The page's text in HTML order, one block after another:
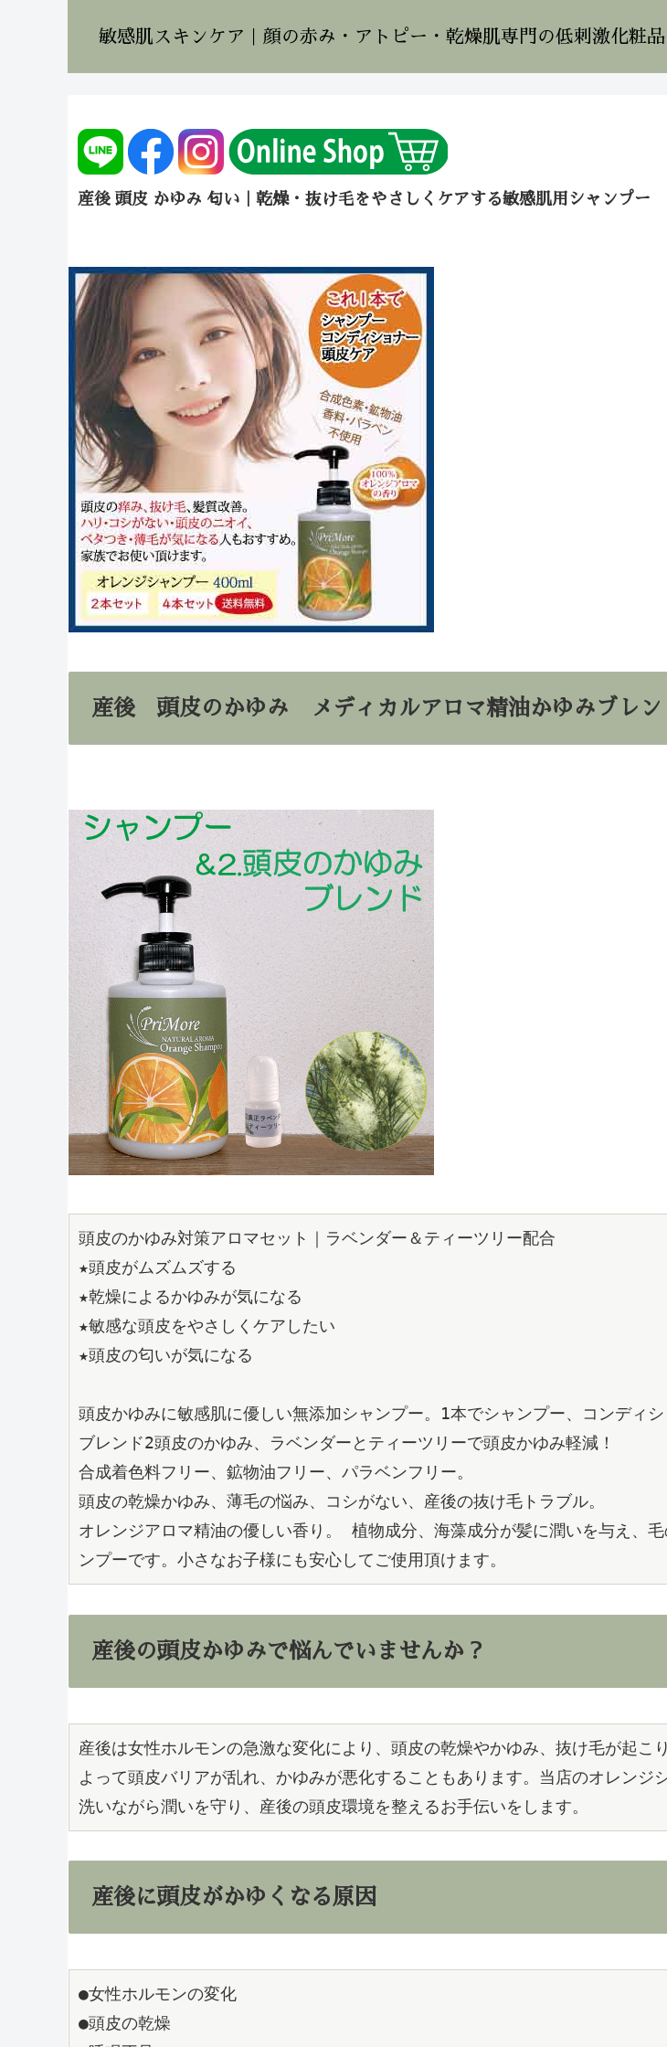
敏感肌スキンケア｜顔の赤み・アトピー・乾燥肌専門の低刺激化粧品
産後 頭皮 かゆみ 匂い｜乾燥・抜け毛をやさしくケアする敏感肌用シャンプー
産後 頭皮のかゆみ メディカルアロマ精油かゆみブレン
頭皮のかゆみ対策アロマセット｜ラベンダー＆ティーツリー配合
★頭皮がムズムズする
★乾燥によるかゆみが気になる
★敏感な頭皮をやさしくケアしたい
★頭皮の匂いが気になる
頭皮かゆみに敏感肌に優しい無添加シャンプー。1本でシャンプー、コンディ
ブレンド2頭皮のかゆみ、ラベンダーとティーツリーで頭皮かゆみ軽減！
合成着色料フリー、鉱物油フリー、パラベンフリー。
頭皮の乾燥かゆみ、薄毛の悩み、コシがない、産後の抜け毛トラブル。
オレンジアロマ精油の優しい香り。 植物成分、海藻成分が髪に潤いを与え、
ンプーです。小さなお子様にも安心してご使用頂けます。
産後の頭皮かゆみで悩んでいませんか？
産後は女性ホルモンの急激な変化により、頭皮の乾燥やかゆみ、抜け毛が起
よって頭皮バリアが乱れ、かゆみが悪化することもあります。当店のオレン
洗いながら潤いを守り、産後の頭皮環境を整えるお手伝いをします。
産後に頭皮がかゆくなる原因
●女性ホルモンの変化
●頭皮の乾燥